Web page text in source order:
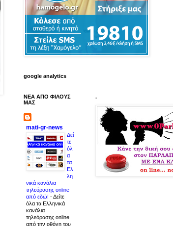
google analytics
ΝΕΑ ΑΠΟ ΦΙΛΟΥΣ
ΜΑΣ
mati-gr-news
Δεί
τε
όλ
α
τα
Ελ
λη
νικά κανάλια
τηλεόρασης online
από εδώ! -Δείτε
όλα τα Ελληνικά
κανάλια
τηλεόρασης online
από την οθόνη του
.